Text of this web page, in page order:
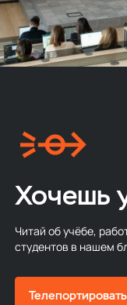
Хочешь
Читай об учёбе,
студентов в нашем